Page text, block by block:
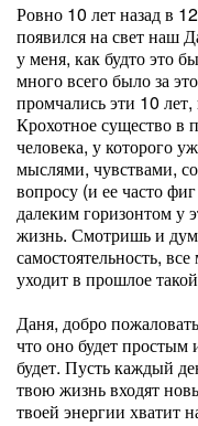
Ровно 10 лет назад в
появился на свет наш
у меня, как будто это
много всего было за
промчались эти 10
Крохотное существо в
человека, у которого
мыслями, чувствами,
вопросу (и ее часто
далеким горизонтом у
жизнь. Смотришь и
самостоятельность,
уходит в прошлое
Даня, добро
что оно будет простым
будет. Пусть каждый
твою жизнь входят
твоей энергии хватит